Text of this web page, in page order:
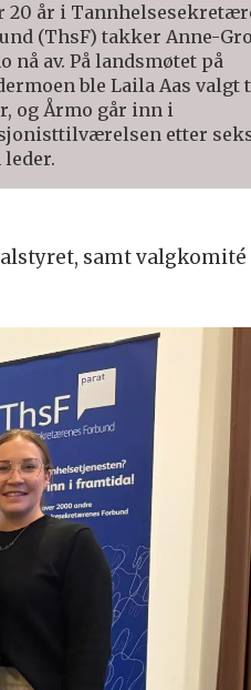
20 år i
(ThsF) takker Anne-Gro
nå av. På landsmøtet på
ble Laila Aas valgt
og Årmo går inn i
etter
leder.
samt